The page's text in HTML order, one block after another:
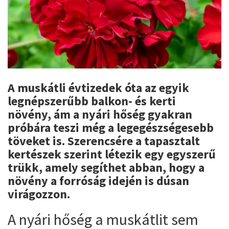
A muskátli évtizedek óta az egyik
legnépszerűbb balkon- és kerti
növény, ám a nyári hőség gyakran
próbára teszi még a legegészségesebb
töveket is. Szerencsére a tapasztalt
kertészek szerint létezik egy egyszerű
trükk, amely segíthet abban, hogy a
növény a forróság idején is dúsan
virágozzon.
A nyári hőség a muskátlit sem